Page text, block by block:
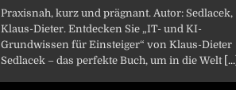
Praxisnah, kurz und prägnant. Autor: Sedlacek,
Klaus-Dieter. Entdecken Sie „IT- und KI-
Grundwissen für Einsteiger“ von Klaus-Dieter
Sedlacek – das perfekte Buch, um in die Welt [...]